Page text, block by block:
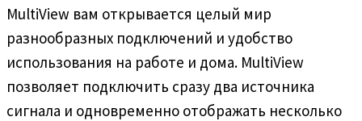
MultiView вам открывается целый мир
разнообразных подключений и удобство
использования на работе и дома. MultiView
позволяет подключить сразу два источника
сигнала и одновременно отображать несколько